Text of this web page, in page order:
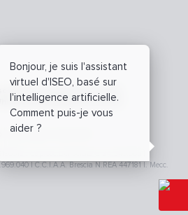
Bonjour, je suis l'assistant
virtuel d'ISEO, basé sur
l'intelligence artificielle.
Comment puis-je vous
aider ?
All right reserved
| Cap.Soc.Deliberato € 24.340.965 |
| C.C.I.A.A. Brescia N.REA 447181 |. Mecc.
policy
Privacy policy
Cybersécurité